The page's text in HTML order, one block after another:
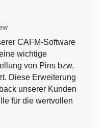
CAFM-Software
wichtige
von Pins bzw.
Diese Erweiterung
unserer Kunden
für die wertvollen